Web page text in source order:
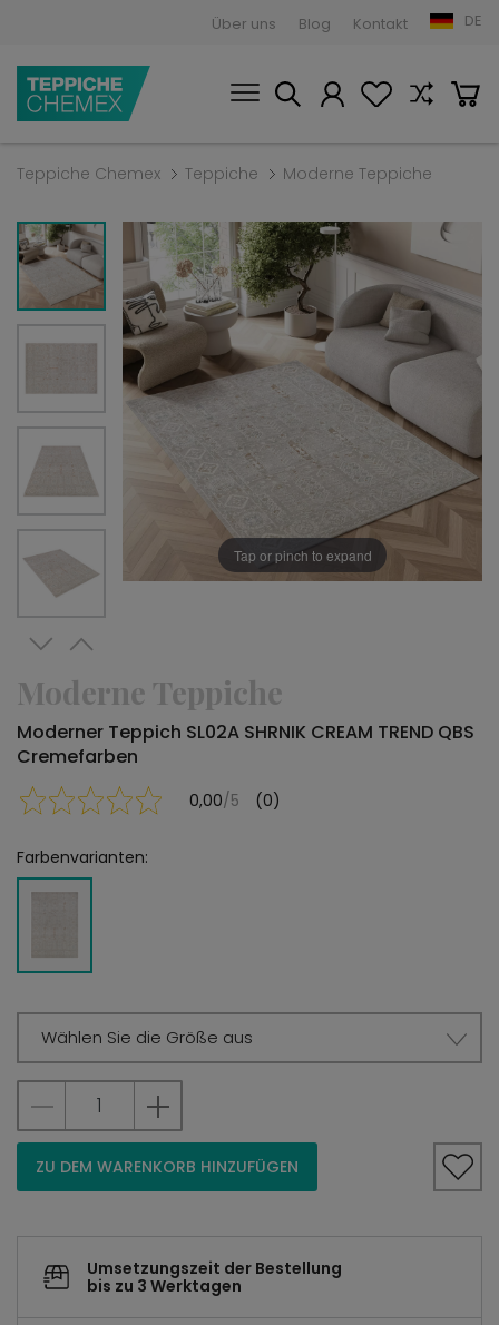
Über uns Blog Kontakt DE
Teppiche Chemex Teppiche Moderne Teppiche
Tap or pinch to expand
Moderne Teppiche
Moderner Teppich SL02A SHRNIK CREAM TREND QBS
Cremefarben
0,00/5 (0)
Farbenvarianten:
Wählen Sie die Größe aus
ZU DEM WARENKORB HINZUFÜGEN
Umsetzungszeit der Bestellung
bis zu 3 Werktagen